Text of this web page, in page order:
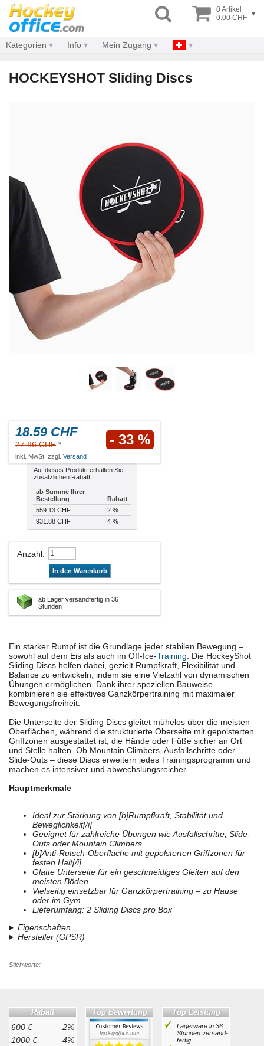
0 Artikel
0.00 CHF ▾
Kategorien Info Mein Zugang
HOCKEYSHOT Sliding Discs
18.59 CHF
27.86 CHF * - 33 %
inkl. MwSt. zzgl. Versand
Auf dieses Produkt erhalten Sie
zusätzlichen Rabatt:
ab Summe Ihrer
Bestellung
Rabatt
559.13 CHF
2 %
931.88 CHF
4 %
Anzahl:
In den Warenkorb
ab Lager versandfertig in 36
Stunden
Ein starker Rumpf ist die Grundlage jeder stabilen Bewegung –
sowohl auf dem Eis als auch im Off-Ice-Training. Die HockeyShot
Sliding Discs helfen dabei, gezielt Rumpfkraft, Flexibilität und
Balance zu entwickeln, indem sie eine Vielzahl von dynamischen
Übungen ermöglichen. Dank ihrer speziellen Bauweise
kombinieren sie effektives Ganzkörpertraining mit maximaler
Bewegungsfreiheit.
Die Unterseite der Sliding Discs gleitet mühelos über die meisten
Oberflächen, während die strukturierte Oberseite mit gepolsterten
Griffzonen ausgestattet ist, die Hände oder Füße sicher an Ort
und Stelle halten. Ob Mountain Climbers, Ausfallschritte oder
Slide-Outs – diese Discs erweitern jedes Trainingsprogramm und
machen es intensiver und abwechslungsreicher.
Hauptmerkmale
Ideal zur Stärkung von [b]Rumpfkraft, Stabilität und
Beweglichkeit[/i]
Geeignet für zahlreiche Übungen wie Ausfallschritte, Slide-
Outs oder Mountain Climbers
[b]Anti-Rutsch-Oberfläche mit gepolsterten Griffzonen für
festen Halt[/i]
Glatte Unterseite für ein geschmeidiges Gleiten auf den
meisten Böden
Vielseitig einsetzbar für Ganzkörpertraining – zu Hause
oder im Gym
Lieferumfang: 2 Sliding Discs pro Box
Eigenschaften
Hersteller (GPSR)
Stichworte:
Rabatt
600 €
2%
1000 €
4%
Top Bewertung Top Leistung
Lagerware in 36
Stunden ver­sand­
fertig